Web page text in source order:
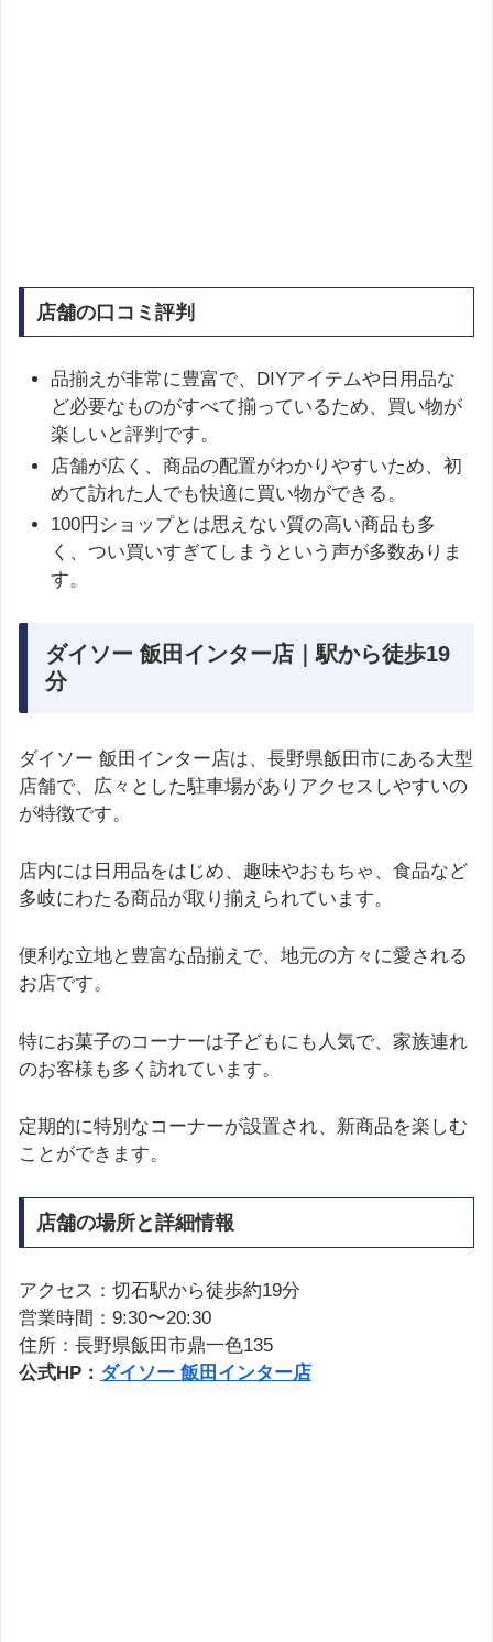
店舗の口コミ評判
品揃えが非常に豊富で、DIYアイテムや日用品な
ど必要なものがすべて揃っているため、買い物が
楽しいと評判です。
店舗が広く、商品の配置がわかりやすいため、初
めて訪れた人でも快適に買い物ができる。
100円ショップとは思えない質の高い商品も多
く、つい買いすぎてしまうという声が多数ありま
す。
ダイソー 飯田インター店｜駅から徒歩19
分
ダイソー 飯田インター店は、長野県飯田市にある大型
店舗で、広々とした駐車場がありアクセスしやすいの
が特徴です。
店内には日用品をはじめ、趣味やおもちゃ、食品など
多岐にわたる商品が取り揃えられています。
便利な立地と豊富な品揃えで、地元の方々に愛される
お店です。
特にお菓子のコーナーは子どもにも人気で、家族連れ
のお客様も多く訪れています。
定期的に特別なコーナーが設置され、新商品を楽しむ
ことができます。
店舗の場所と詳細情報
アクセス：切石駅から徒歩約19分
営業時間：9:30〜20:30
住所：長野県飯田市鼎一色135
公式HP： ダイソー 飯田インター店